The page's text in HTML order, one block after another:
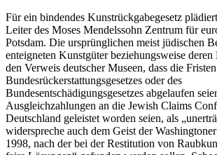
Für ein bindendes Kunstrückgabegesetz
Leiter des Moses Mendelssohn Zentrum für
Potsdam. Die ursprünglichen meist jüdischen
enteigneten Kunstgüter beziehungsweise deren
den Verweis deutscher Museen, dass die
Bundesrückerstattungsgesetzes oder des
Bundesentschädigungsgesetzes abgelaufen
Ausgleichzahlungen an die Jewish Claims
Deutschland geleistet worden seien, als
widerspreche auch dem Geist der
1998, nach der bei der Restitution von